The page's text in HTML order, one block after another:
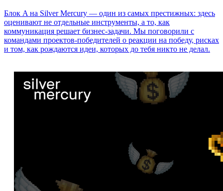
Блок A на Silver Mercury — один из самых престижных: здесь
оценивают не отдельные инструменты, а то, как
коммуникация решает бизнес-задачи. Мы поговорили с
командами проектов-победителей о реакции на победу, рисках
и том, как рождаются идеи, которых до тебя никто не делал.